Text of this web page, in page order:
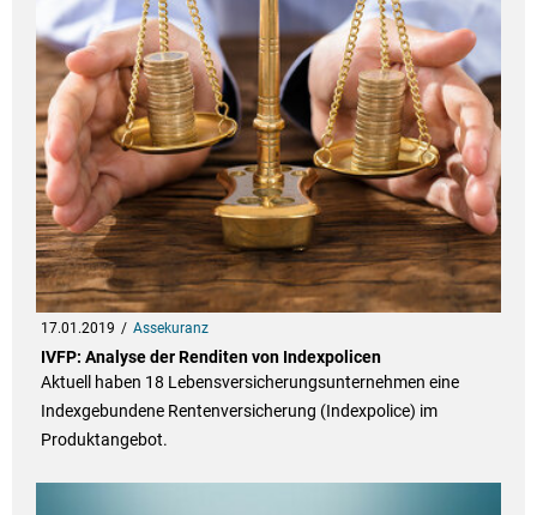
17.01.2019 Assekuranz
IVFP: Analyse der Renditen von Indexpolicen
Aktuell haben 18 Lebensversicherungsunternehmen eine
Indexgebundene Rentenversicherung (Indexpolice) im
Produktangebot.